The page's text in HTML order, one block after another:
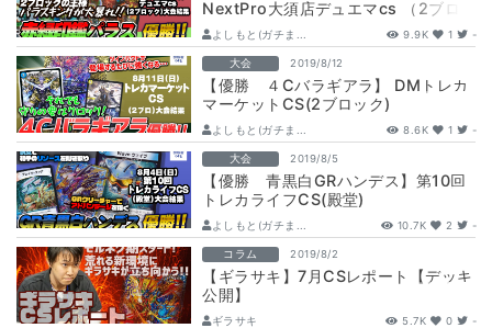
NextPro大須店デュエマcs （2ブロ
ック戦）
よしもと(ガチま... 9.9K 1 -
大会 2019/8/12
【優勝 ４Cバラギアラ】 DMトレカ
マーケットCS(2ブロック)
よしもと(ガチま... 8.6K 1 -
大会 2019/8/5
【優勝 青黒白GRハンデス】第10回
トレカライフCS(殿堂)
よしもと(ガチま... 10.7K 2 -
コラム 2019/8/2
【ギラサキ】7月CSレポート【デッキ
公開】
ギラサキ 5.7K 0 -